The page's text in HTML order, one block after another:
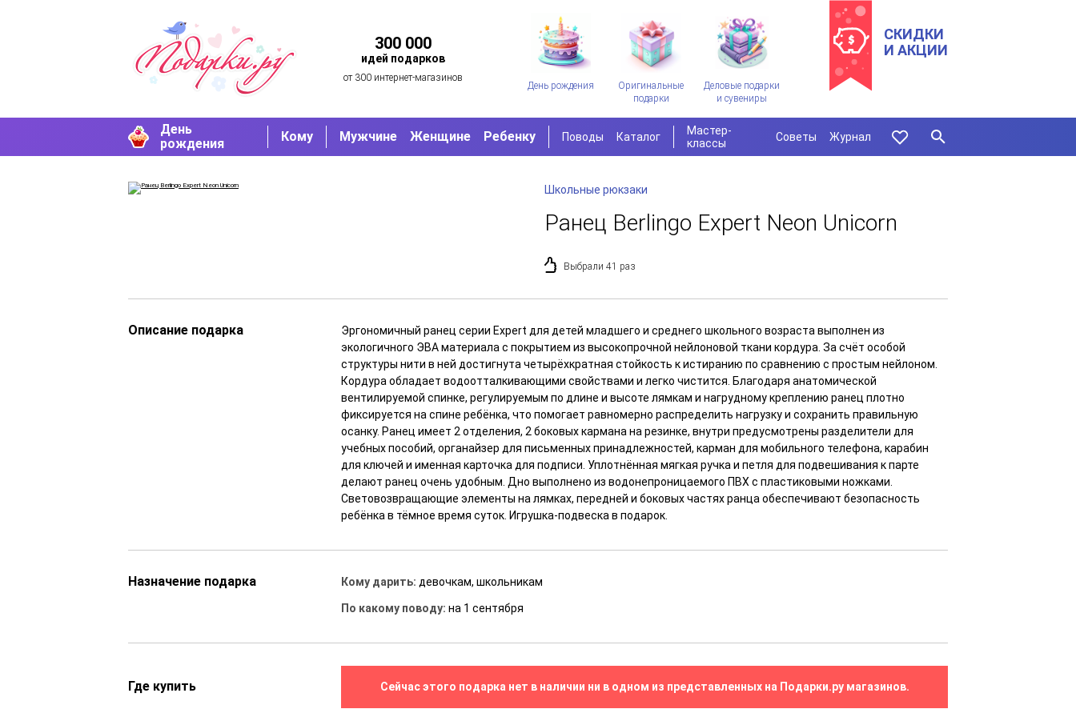
300 000
идей подарков
от 300 интернет-магазинов
День рождения
Оригинальные
подарки
Деловые подарки
и сувениры
СКИДКИ
И АКЦИИ
День
рождения
Кому Мужчине Женщине Ребенку Поводы Каталог
Мастер-
классы
Советы Журнал
Школьные рюкзаки
Ранец Berlingo Expert Neon Unicorn
Выбрали 41 раз
Описание подарка
Эргономичный ранец серии Expert для детей младшего и среднего школьного возраста выполнен из
экологичного ЭВА материала с покрытием из высокопрочной нейлоновой ткани кордура. За счёт особой
структуры нити в ней достигнута четырёхкратная стойкость к истиранию по сравнению с простым нейлоном.
Кордура обладает водоотталкивающими свойствами и легко чистится. Благодаря анатомической
вентилируемой спинке, регулируемым по длине и высоте лямкам и нагрудному креплению ранец плотно
фиксируется на спине ребёнка, что помогает равномерно распределить нагрузку и сохранить правильную
осанку. Ранец имеет 2 отделения, 2 боковых кармана на резинке, внутри предусмотрены разделители для
учебных пособий, органайзер для письменных принадлежностей, карман для мобильного телефона, карабин
для ключей и именная карточка для подписи. Уплотнённая мягкая ручка и петля для подвешивания к парте
делают ранец очень удобным. Дно выполнено из водонепроницаемого ПВХ с пластиковыми ножками.
Световозвращающие элементы на лямках, передней и боковых частях ранца обеспечивают безопасность
ребёнка в тёмное время суток. Игрушка-подвеска в подарок.
Назначение подарка Кому дарить:девочкам, школьникам
По какому поводу:на 1 сентября
Где купить Сейчас этого подарка нет в наличии ни в одном из представленных на Подарки.ру магазинов.